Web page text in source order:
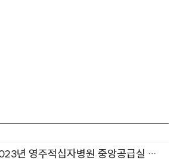
년 영주적십자병원 중앙공급실 의